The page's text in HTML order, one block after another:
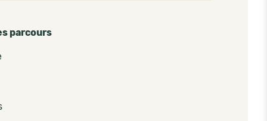
parcours